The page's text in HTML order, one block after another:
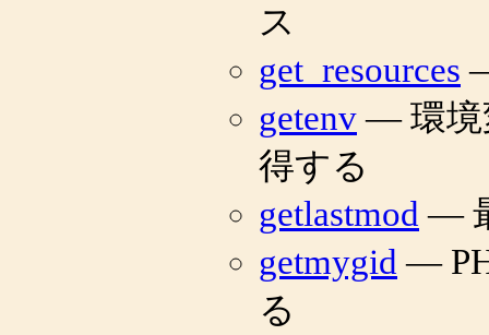
ス
get_resources
getenv— 環境
得する
getlastmod —
getmygid —
る